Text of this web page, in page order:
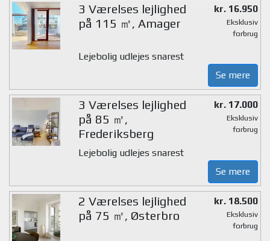
3 Værelses lejlighed
på 115 ㎡, Amager
kr. 16.950
Eksklusiv
forbrug
Lejebolig udlejes snarest
Se mere
3 Værelses lejlighed
på 85 ㎡,
Frederiksberg
kr. 17.000
Eksklusiv
forbrug
Lejebolig udlejes snarest
Se mere
2 Værelses lejlighed
på 75 ㎡, Østerbro
kr. 18.500
Eksklusiv
forbrug